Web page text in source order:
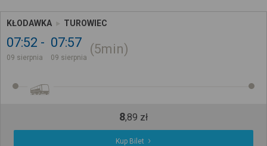
KŁODAWKA TUROWIEC
07:52
09 sierpnia
07:57
09 sierpnia
5min
8,89 zł
Kup Bilet